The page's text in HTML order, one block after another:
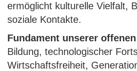
ermöglicht kulturelle Vielfalt,
soziale Kontakte.
Fundament unserer
Bildung, technologischer
Wirtschaftsfreiheit,